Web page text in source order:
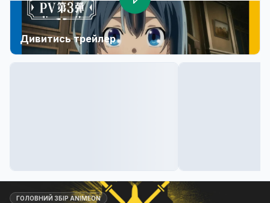
Дивитись трейлер
ГОЛОВНИЙ ЗБІР ANIMEON